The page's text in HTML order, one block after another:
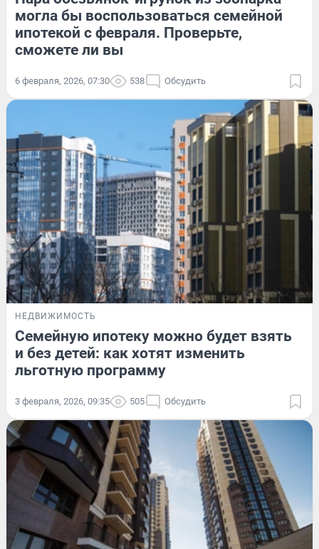
могла бы воспользоваться семейной
ипотекой с февраля. Проверьте,
сможете ли вы
6 февраля, 2026, 07:30 538 Обсудить
НЕДВИЖИМОСТЬ
Семейную ипотеку можно будет взять
и без детей: как хотят изменить
льготную программу
3 февраля, 2026, 09:35 505 Обсудить